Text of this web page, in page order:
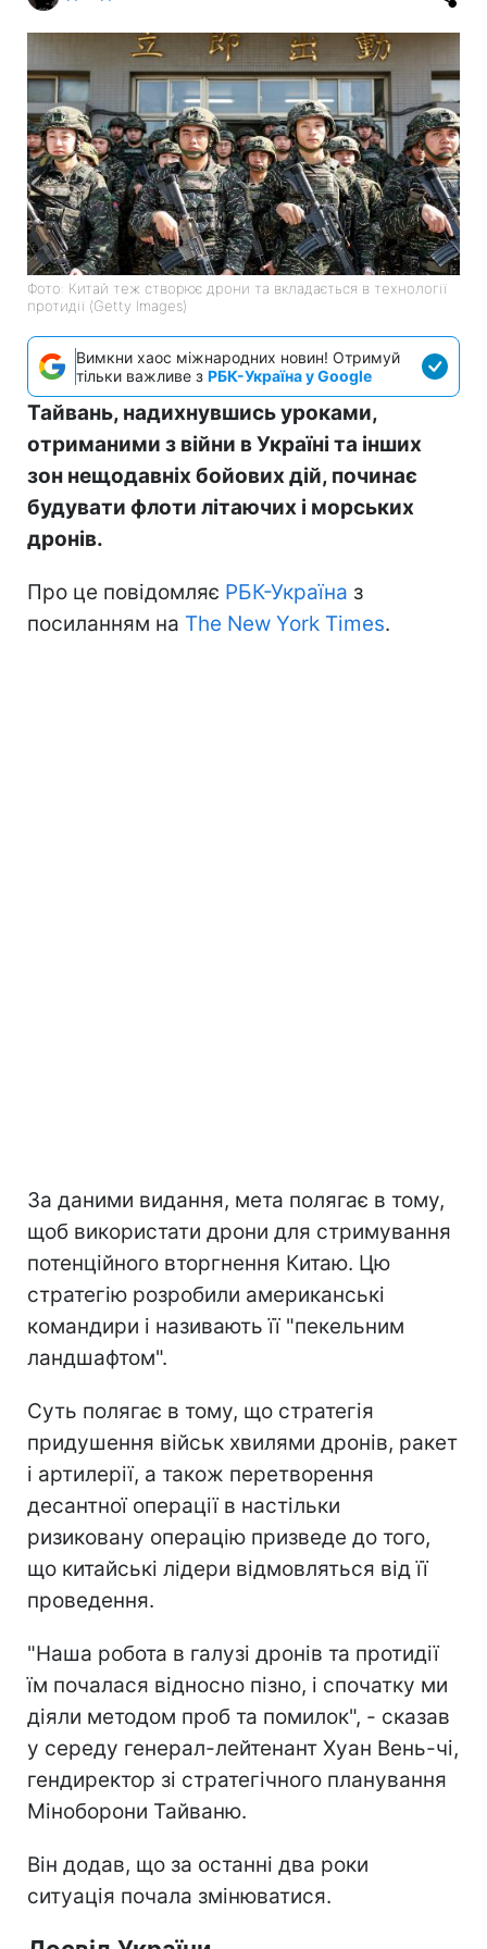
Фото: Китай теж створює дрони та вкладається в технології
протидії (Getty Images)
Вимкни хаос міжнародних новин! Отримуй
тільки важливе з РБК-Україна у Google
Тайвань, надихнувшись уроками,
отриманими з війни в Україні та інших
зон нещодавніх бойових дій, починає
будувати флоти літаючих і морських
дронів.
Про це повідомляє РБК-Україна з
посиланням на The New York Times.
За даними видання, мета полягає в тому,
щоб використати дрони для стримування
потенційного вторгнення Китаю. Цю
стратегію розробили американські
командири і називають її "пекельним
ландшафтом".
Суть полягає в тому, що стратегія
придушення військ хвилями дронів, ракет
і артилерії, а також перетворення
десантної операції в настільки
ризиковану операцію призведе до того,
що китайські лідери відмовляться від її
проведення.
"Наша робота в галузі дронів та протидії
їм почалася відносно пізно, і спочатку ми
діяли методом проб та помилок", - сказав
у середу генерал-лейтенант Хуан Вень-чі,
гендиректор зі стратегічного планування
Міноборони Тайваню.
Він додав, що за останні два роки
ситуація почала змінюватися.